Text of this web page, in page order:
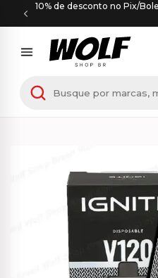
10% de desconto no Pix/
Início /PODS